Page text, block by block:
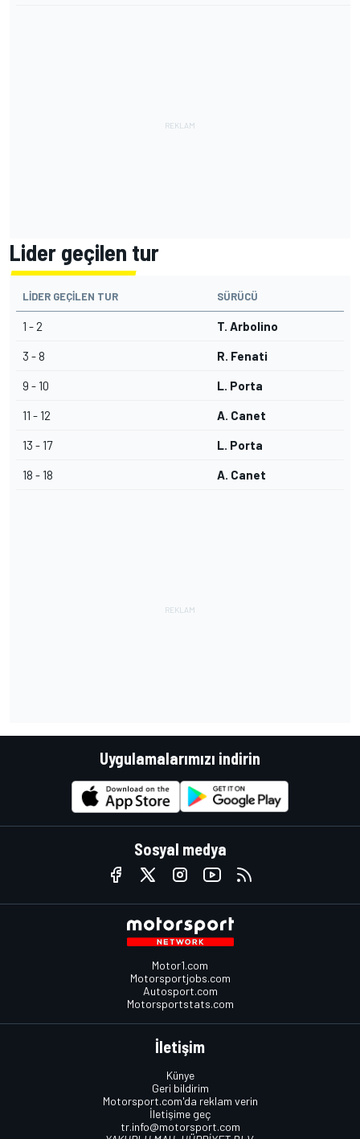
Lider geçilen tur
LIDER GEÇILEN TUR SÜRÜCÜ
1 - 2 T. Arbolino
3 - 8 R. Fenati
9 - 10 L. Porta
11 - 12 A. Canet
13 - 17 L. Porta
18 - 18 A. Canet
Uygulamalarımızı indirin
Sosyal medya
Motor1.com
Motorsportjobs.com
Autosport.com
Motorsportstats.com
İletişim
Künye
Geri bildirim
Motorsport.com'da reklam verin
İletişime geç
tr.info@motorsport.com